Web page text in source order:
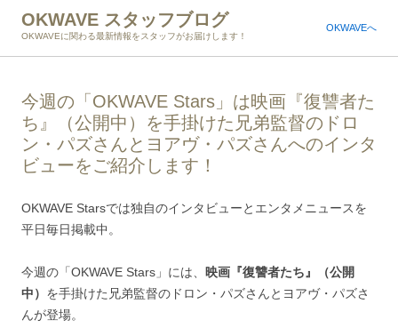
OKWAVE スタッフブログ
OKWAVEに関わる最新情報をスタッフがお届けします！
OKWAVEへ
今週の「OKWAVE Stars」は映画『復讐者た
ち』（公開中）を手掛けた兄弟監督のドロ
ン・パズさんとヨアヴ・パズさんへのインタ
ビューをご紹介します！
OKWAVE Starsでは独自のインタビューとエンタメニュースを
平日毎日掲載中。
今週の「OKWAVE Stars」には、 映画『復讐者たち』（公開
中） を手掛けた兄弟監督のドロン・パズさんとヨアヴ・パズさ
んが登場。